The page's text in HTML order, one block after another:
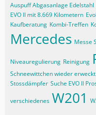
Auspuff Abgasanlage Edelstahl
EVO II mit 8.669 Kilometern
Kaufberatung Kombi-Treffen
Mercedes Messe
Niveauregulierung Reinigung
Schneewittchen wieder erweckt
Stossdämpfer Suche EVO II
verschiedenes W201